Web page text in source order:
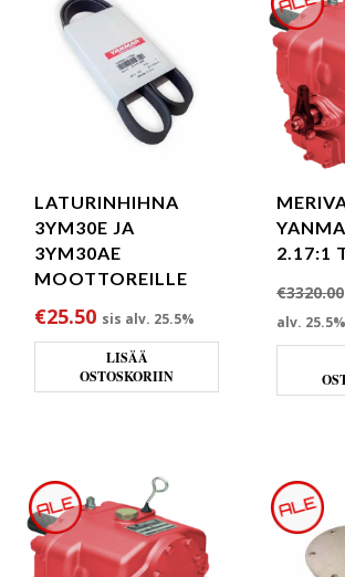
LATURINHIHNA
3YM30E JA
3YM30AE
MOOTTOREILLE
€25.50 sis alv. 25.5%
LISÄÄ
OSTOSKORIIN
2.17:1
€3320.00
alv. 25.5%